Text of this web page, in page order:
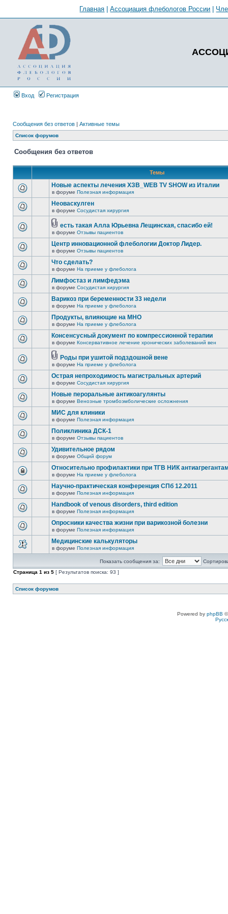
Главная |Ассоциация флебологов России
Вход Регистрация
Сообщения без ответов | Активные темы
Список форумов
Сообщения без ответов
Темы
Новые аспекты лечения ХЗВ_WEB TV SHOW из Италии
в форуме Полезная информация
Неоваскулген
в форуме Сосудистая хирургия
есть такая Алла Юрьевна Лещинская, спасибо ей!
в форуме Отзывы пациентов
Центр инновационной флебологии Доктор Лидер.
в форуме Отзывы пациентов
Что сделать?
в форуме На приеме у флеболога
Лимфостаз и лимфедэма
в форуме Сосудистая хирургия
Варикоз при беременности 33 недели
в форуме На приеме у флеболога
Продукты, влияющие на МНО
в форуме На приеме у флеболога
Консенсусный документ по компрессионной терапии
в форуме Консервативное лечение хронических заболеваний вен
Роды при ушитой подздошной вене
в форуме На приеме у флеболога
Острая непроходимость магистральных артерий
в форуме Сосудистая хирургия
Новые пероральные антикоагулянты
в форуме Венозные тромбоэмболические осложнения
МИС для клиники
в форуме Полезная информация
Поликлиника ДСК-1
в форуме Отзывы пациентов
Удивительное рядом
в форуме Общий форум
Относительно профилактики при ТГВ НИК
в форуме На приеме у флеболога
Научно-практическая конференция СПб 12.2011
в форуме Полезная информация
Handbook of venous disorders, third edition
в форуме Полезная информация
Опросники качества жизни при варикозной болезни
в форуме Полезная информация
Медицинские калькуляторы
в форуме Полезная информация
Показать сообщения за:
Страница 1 из 5 [ Результатов поиска: 93 ]
Список форумов
Powered by phpBB